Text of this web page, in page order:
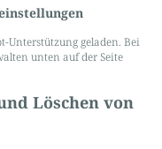
Unterstützung geladen. Bei
unten auf der Seite
Löschen von